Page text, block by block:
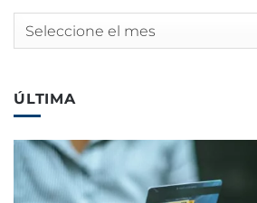
Archivos
ÚLTIMA